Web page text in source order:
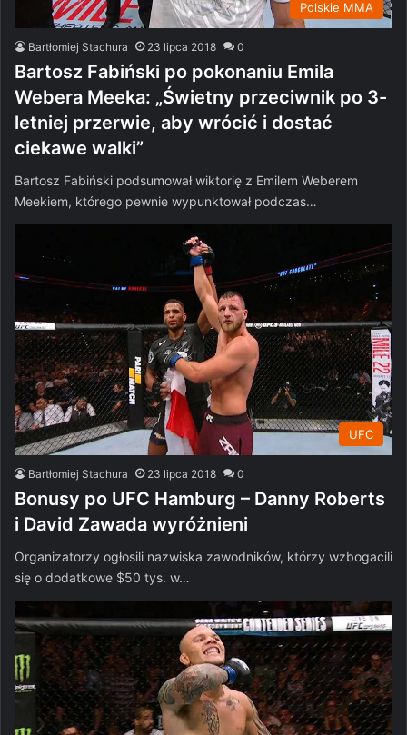
Polskie MMA
Bartłomiej Stachura 23 lipca 2018 0
Bartosz Fabiński po pokonaniu Emila
Webera Meeka: „Świetny przeciwnik po 3-
letniej przerwie, aby wrócić i dostać
ciekawe walki”
Bartosz Fabiński podsumował wiktorię z Emilem Weberem
Meekiem, którego pewnie wypunktował podczas…
UFC
Bartłomiej Stachura 23 lipca 2018 0
Bonusy po UFC Hamburg – Danny Roberts
i David Zawada wyróżnieni
Organizatorzy ogłosili nazwiska zawodników, którzy wzbogacili
się o dodatkowe $50 tys. w…